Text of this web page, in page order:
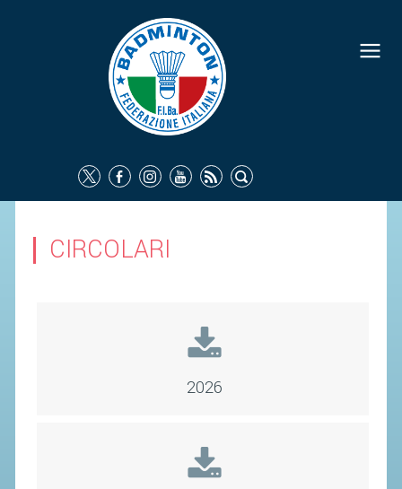
CIRCOLARI
2026
FEDERAZIONE
IDENTITÀ
COMMISSIONI FEDERALI
ORGANI TERRITORIALI
TUTELA DELLA SALUTE -
ANTIDOPING
COMUNICAZIONE E MARKETING
AVVISI E BANDI